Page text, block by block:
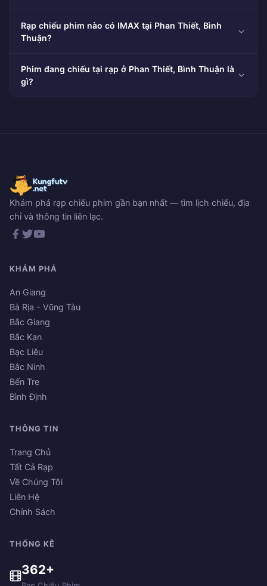
Rạp chiếu phim nào có IMAX tại Phan Thiết, Bình
Thuận?
Phim đang chiếu tại rạp ở Phan Thiết, Bình Thuận là
gì?
Khám phá rạp chiếu phim gần bạn nhất — tìm lịch chiếu, địa
chỉ và thông tin liên lạc.
KHÁM PHÁ
An Giang
Bà Rịa - Vũng Tàu
Bắc Giang
Bắc Kạn
Bạc Liêu
Bắc Ninh
Bến Tre
Bình Định
THÔNG TIN
Trang Chủ
Tất Cả Rạp
Về Chúng Tôi
Liên Hệ
Chính Sách
THỐNG KÊ
362+